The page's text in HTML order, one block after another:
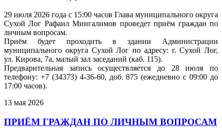
29 июля 2026 года с 15:00 часов Глава муниципального округа
Сухой Лог Рафаил Мингалимов проведет приём граждан по
личным вопросам.
Приём будет проходить в здании Администрации
муниципального округа Сухой Лог по адресу: г. Сухой Лог,
ул. Кирова, 7а, малый зал заседаний (каб. 115).
Предварительная запись осуществляется до 28 июля по
телефону: +7 (34373) 4-36-60, доб. 875 (ежедневно с 09:00 до
17:00 часов).
13 мая 2026
ПРИЁМ ГРАЖДАН ПО ЛИЧНЫМ ВОПРОСАМ